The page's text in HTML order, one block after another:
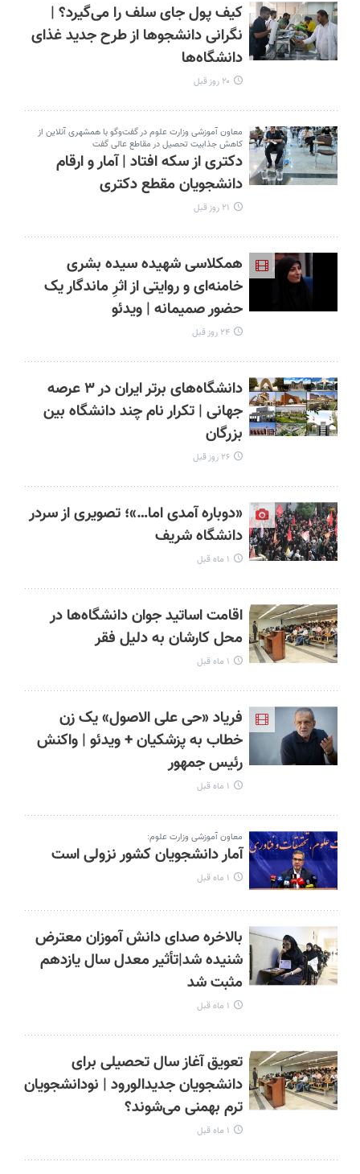
کیف پول جای سلف را می‌گیرد؟ |
نگرانی دانشجوها از طرح جدید غذای
دانشگاه‌ها
۲۰ روز قبل
معاون آموزشی وزارت علوم در گفت‌وگو با همشهری آنلاین از
کاهش جذابیت تحصیل در مقاطع عالی گفت
دکتری از سکه افتاد | آمار و ارقام
دانشجویان مقطع دکتری
۲۱ روز قبل
همکلاسی شهیده سیده بشری
خامنه‌ای و روایتی از اثرِ ماندگار یک
حضور صمیمانه | ویدئو
۲۴ روز قبل
دانشگاه‌های برتر ایران در ۳ عرصه
جهانی | تکرار نام چند دانشگاه بین
بزرگان
۲۶ روز قبل
«دوباره آمدی اما…»؛ تصویری از سردر
دانشگاه شریف
۱ ماه قبل
اقامت اساتید جوان دانشگاه‌ها در
محل کارشان به دلیل فقر
۱ ماه قبل
فریاد «حی علی الاصول» یک زن
خطاب به پزشکیان + ویدئو | واکنش
رئیس جمهور
۱ ماه قبل
معاون آموزشی وزارت علوم:
آمار دانشجویان کشور نزولی است
۱ ماه قبل
بالاخره صدای دانش آموزان معترض
شنیده شد|تأثیر معدل سال یازدهم
مثبت شد
۱ ماه قبل
تعویق آغاز سال تحصیلی برای
دانشجویان جدیدالورود | نودانشجویان
ترم بهمنی می‌شوند؟
۱ ماه قبل